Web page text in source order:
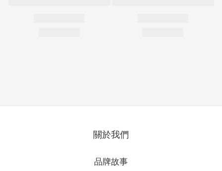
關於我們
品牌故事